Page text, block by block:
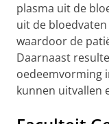
plasma uit de
uit de
waardoor de
Daarnaast
oedeemvorming
kunnen uitvallen